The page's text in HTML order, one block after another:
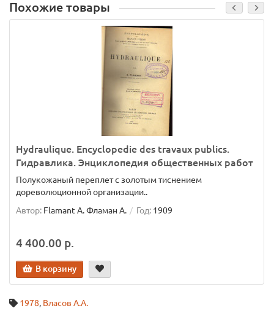
Похожие товары
Hydraulique. Encyclopedie des travaux publics.
Гидравлика. Энциклопедия общественных работ
Полукожаный переплет с золотым тиснением
дореволюционной организации..
Автор: Flamant A. Фламан А. Год: 1909
4 400.00 р.
В корзину
1978, Власов А.А.